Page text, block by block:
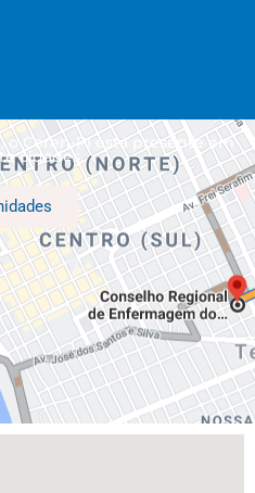
o Coren-PI está presente em
cidades.